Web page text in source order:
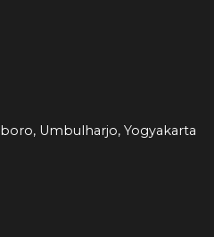
Umbulharjo, Yogyakarta